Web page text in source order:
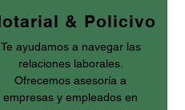
& Policivo
Te ayudamos a navegar las
relaciones laborales.
Ofrecemos asesoría a
empresas y empleados en